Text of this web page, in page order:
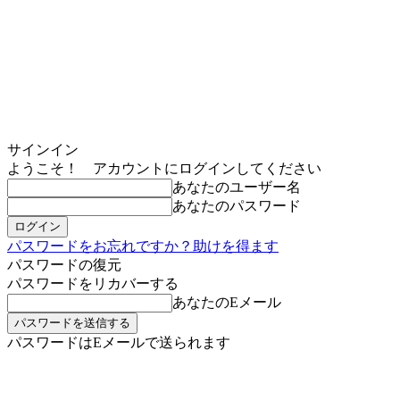
サインイン
ようこそ！ アカウントにログインしてください
あなたのユーザー名
あなたのパスワード
パスワードをお忘れですか？助けを得ます
パスワードの復元
パスワードをリカバーする
あなたのEメール
パスワードはEメールで送られます